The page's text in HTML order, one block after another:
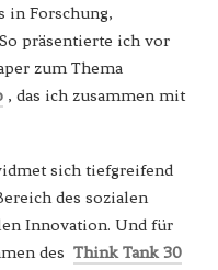
in Forschung,
präsentierte ich vor
zum Thema
, das ich zusammen mit
sich tiefgreifend
des sozialen
Innovation. Und für
des Think Tank 30